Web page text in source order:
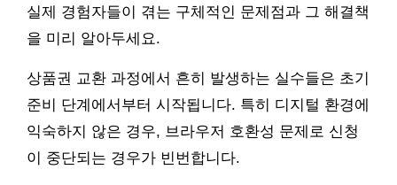
실제 경험자들이 겪는 구체적인 문제점과 그 해결책
을 미리 알아두세요.
상품권 교환 과정에서 흔히 발생하는 실수들은 초기
준비 단계에서부터 시작됩니다. 특히 디지털 환경에
익숙하지 않은 경우, 브라우저 호환성 문제로 신청
이 중단되는 경우가 빈번합니다.